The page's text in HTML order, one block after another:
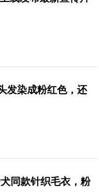
发染成粉红色，还
同款针织毛衣，粉